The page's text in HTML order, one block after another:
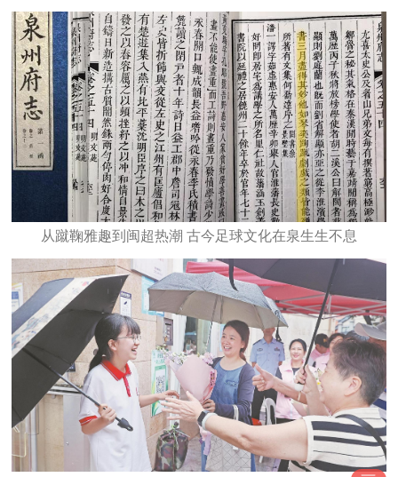
从蹴鞠雅趣到闽超热潮 古今足球文化在泉生生不息